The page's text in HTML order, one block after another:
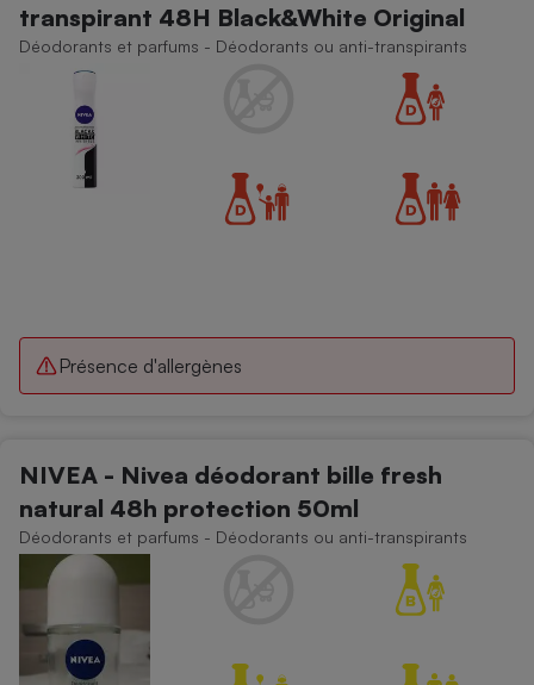
transpirant 48H Black&White Original
Déodorants et parfums - Déodorants ou anti-transpirants
Présence d'allergènes
NIVEA - Nivea déodorant bille fresh
natural 48h protection 50ml
Déodorants et parfums - Déodorants ou anti-transpirants